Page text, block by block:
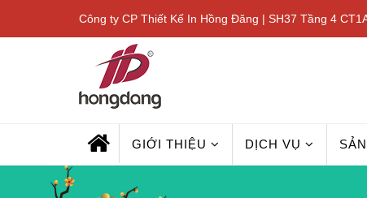
Công ty CP Thiết Kế In Hồng Đăng | SH37 Tầng 4
GIỚI THIỆU DỊCH VỤ